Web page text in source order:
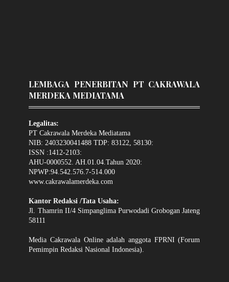
LEMBAGA PENERBITAN PT CAKRAWALA
MERDEKA MEDIATAMA
Legalitas:
PT Cakrawala Merdeka Mediatama
NIB: 2403230041488 TDP: 83122, 58130:
ISSN :1412-2103:
AHU-0000552. AH.01.04.Tahun 2020:
NPWP:94.542.576.7-514.000
www.cakrawalamerdeka.com
Kantor Redaksi /Tata Usaha:
Jl. Thamrin II/4 Simpanglima Purwodadi Grobogan Jateng
58111
Media Cakrawala Online adalah anggota FPRNI (Forum
Pemimpin Redaksi Nasional Indonesia).